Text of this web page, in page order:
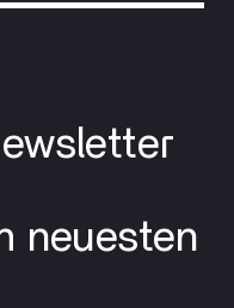
neuesten